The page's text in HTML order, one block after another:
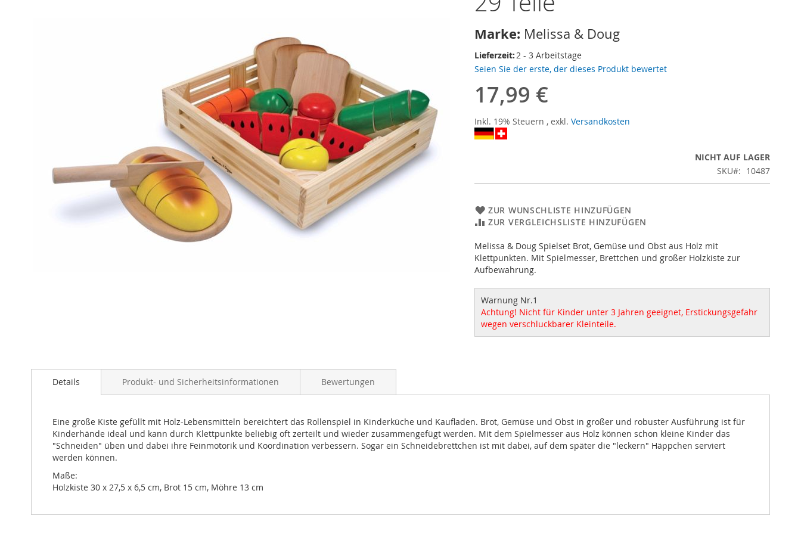
Anfang
Marke: Melissa & Doug
Lieferzeit:2 - 3 Arbeitstage
Seien Sie der erste, der dieses Produkt bewertet
17,99 €
Inkl. 19% Steuern , exkl. Versandkosten
NICHT AUF LAGER
SKU
10487
ZUR WUNSCHLISTE HINZUFÜGEN
ZUR VERGLEICHSLISTE HINZUFÜGEN
Melissa & Doug Spielset Brot, Gemüse und Obst aus Holz mit
Klettpunkten. Mit Spielmesser, Brettchen und großer Holzkiste zur
Aufbewahrung.
Warnung Nr.1
Achtung! Nicht für Kinder unter 3 Jahren geeignet, Erstickungsgefahr
wegen verschluckbarer Kleinteile.
Details
Eine große Kiste gefüllt mit Holz-Lebensmitteln bereichtert das Rollenspiel in Kinderküche und Kaufladen. Brot, Gemüse und Obst in großer und robuster Ausführung ist für
Kinderhände ideal und kann durch Klettpunkte beliebig oft zerteilt und wieder zusammengefügt werden. Mit dem Spielmesser aus Holz können schon kleine Kinder das
"Schneiden" üben und dabei ihre Feinmotorik und Koordination verbessern. Sogar ein Schneidebrettchen ist mit dabei, auf dem später die "leckern" Häppchen serviert
werden können.
Maße:
Holzkiste 30 x 27,5 x 6,5 cm, Brot 15 cm, Möhre 13 cm
Produkt- und Sicherheitsinformationen Bewertungen